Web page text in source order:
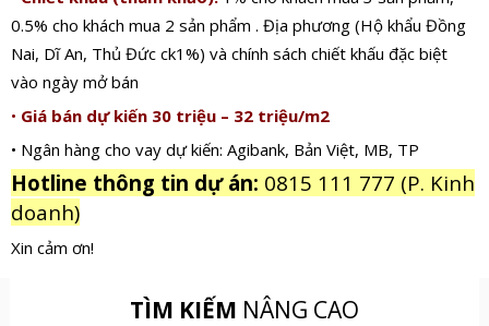
0.5% cho khách mua 2 sản phẩm . Địa phương (Hộ khẩu Đồng
Nai, Dĩ An, Thủ Đức ck1%) và chính sách chiết khấu đặc biệt
vào ngày mở bán
• Giá bán dự kiến 30 triệu – 32 triệu/m2
• Ngân hàng cho vay dự kiến: Agibank, Bản Việt, MB, TP
Hotline thông tin dự án: 0815 111 777 (P. Kinh
doanh)
Xin cảm ơn!
TÌM KIẾM NÂNG CAO